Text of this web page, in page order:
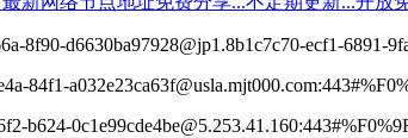
8f90-d6630ba97928@jp1.8b1c7c70-ecf1-
84f1-
b624-